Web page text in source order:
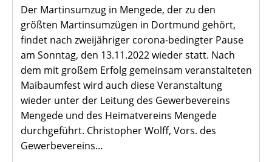
Der Martinsumzug in Mengede, der zu den
größten Martinsumzügen in Dortmund gehört,
findet nach zweijähriger corona-bedingter Pause
am Sonntag, den 13.11.2022 wieder statt. Nach
dem mit großem Erfolg gemeinsam veranstalteten
Maibaumfest wird auch diese Veranstaltung
wieder unter der Leitung des Gewerbevereins
Mengede und des Heimatvereins Mengede
durchgeführt. Christopher Wolff, Vors. des
Gewerbevereins…